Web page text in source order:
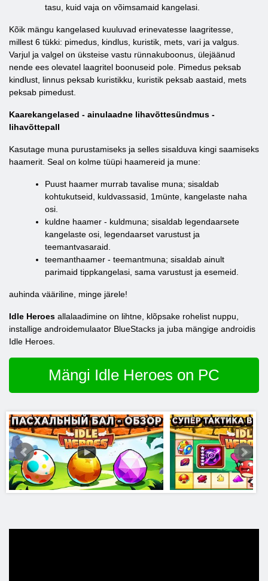
tasu, kuid vaja on võimsamaid kangelasi.
Kõik mängu kangelased kuuluvad erinevatesse laagritesse,
millest 6 tükki: pimedus, kindlus, kuristik, mets, vari ja valgus.
Varjul ja valgel on üksteise vastu rünnakuboonus, ülejäänud
nende ees olevatel laagritel boonuseid pole. Pimedus peksab
kindlust, linnus peksab kuristikku, kuristik peksab aastaid, mets
peksab pimedust.
Kaarekangelased - ainulaadne lihavõttesündmus -
lihavõttepall
Kasutage muna purustamiseks ja selles sisalduva kingi saamiseks
haamerit. Seal on kolme tüüpi haamereid ja mune:
Puust haamer murrab tavalise muna; sisaldab
kohtukutseid, kuldvassasid, 1münte, kangelaste naha
osi.
kuldne haamer - kuldmuna; sisaldab legendaarsete
kangelaste osi, legendaarset varustust ja
teemantvasaraid.
teemanthaamer - teemantmuna; sisaldab ainult
parimaid tippkangelasi, sama varustust ja esemeid.
auhinda vääriline, minge järele!
Idle Heroes allalaadimine on lihtne, klõpsake rohelist nuppu,
installige androidemulaator BlueStacks ja juba mängige androidis
Idle Heroes.
Mängi Idle Heroes on PC